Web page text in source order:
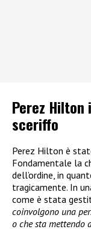
Perez Hilton
sceriffo
Perez Hilton è
Fondamentale la
dell’ordine, in
tragicamente. In
come è stata
coinvolgono una
o che sta mettendo